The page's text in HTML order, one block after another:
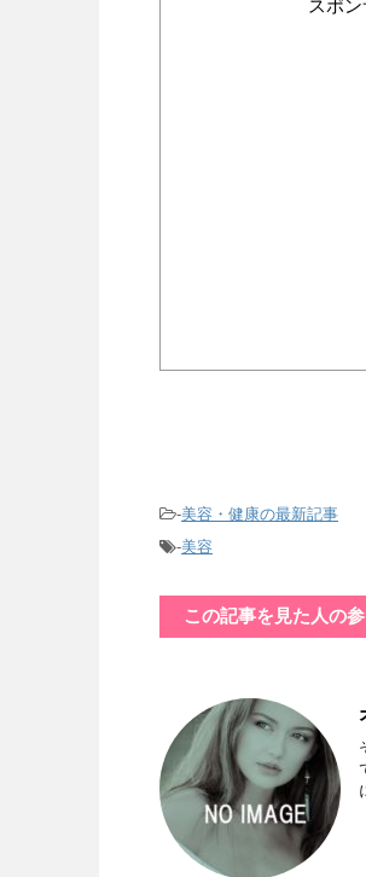
スポ
-美容・健康の最新記事
-美容
この記事を見た人の